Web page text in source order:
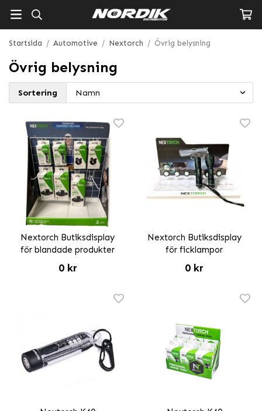
Startsida / Automotive / Nextorch / Övrig belysning
Övrig belysning
Sortering
Nextorch Butiksdisplay
för blandade produkter
0 kr
Nextorch Butiksdisplay
för ficklampor
0 kr